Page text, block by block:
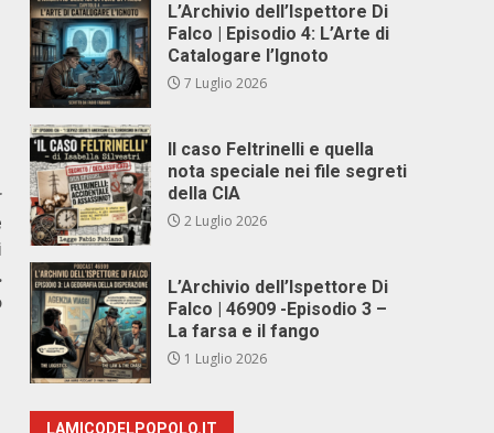
L’Archivio dell’Ispettore Di
Falco | Episodio 4: L’Arte di
Catalogare l’Ignoto
7 Luglio 2026
Il caso Feltrinelli e quella
nota speciale nei file segreti
della CIA
2 Luglio 2026
L’Archivio dell’Ispettore Di
Falco | 46909 -Episodio 3 –
La farsa e il fango
1 Luglio 2026
LAMICODELPOPOLO.IT